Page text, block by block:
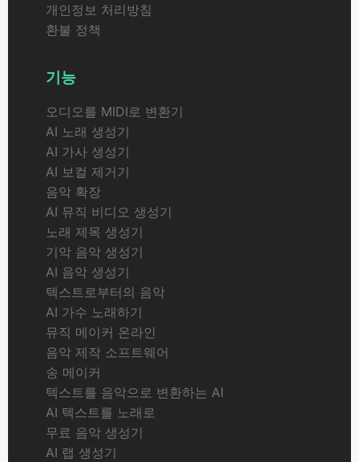
개인정보 처리방침
환불 정책
기능
오디오를 MIDI로 변환기
AI 노래 생성기
AI 가사 생성기
AI 보컬 제거기
음악 확장
AI 뮤직 비디오 생성기
노래 제목 생성기
기악 음악 생성기
AI 음악 생성기
텍스트로부터의 음악
AI 가수 노래하기
뮤직 메이커 온라인
음악 제작 소프트웨어
송 메이커
텍스트를 음악으로 변환하는 AI
AI 텍스트를 노래로
무료 음악 생성기
AI 랩 생성기